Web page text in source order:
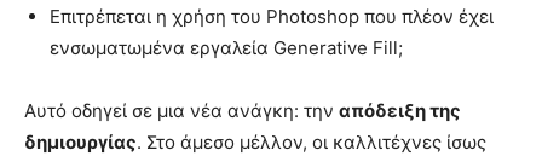
Επιτρέπεται η χρήση του Photoshop που πλέον έχει
ενσωματωμένα εργαλεία Generative Fill;
Αυτό οδηγεί σε μια νέα ανάγκη: την απόδειξη της
δημιουργίας. Στο άμεσο μέλλον, οι καλλιτέχνες ίσως